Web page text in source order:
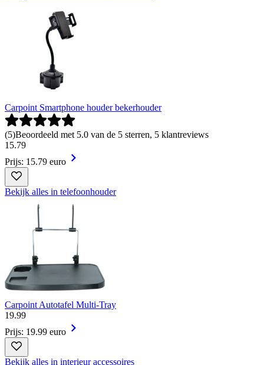
Carpoint Smartphone houder bekerhouder
(5)Beoordeeld met 5.0 van de 5 sterren, 5 klantreviews
15.79
Prijs: 15.79 euro
Bekijk alles in telefoonhouder
Carpoint Autotafel Multi-Tray
19.99
Prijs: 19.99 euro
Bekijk alles in interieur accessoires